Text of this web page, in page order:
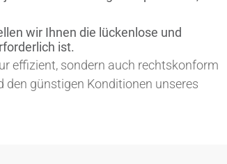
wir Ihnen die lückenlose und
ist.
effizient, sondern auch rechtskonform
den günstigen Konditionen unseres